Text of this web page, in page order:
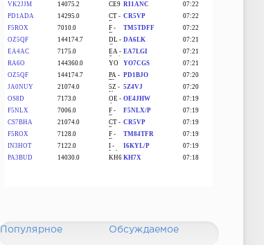
Популярное Обсуждаемое